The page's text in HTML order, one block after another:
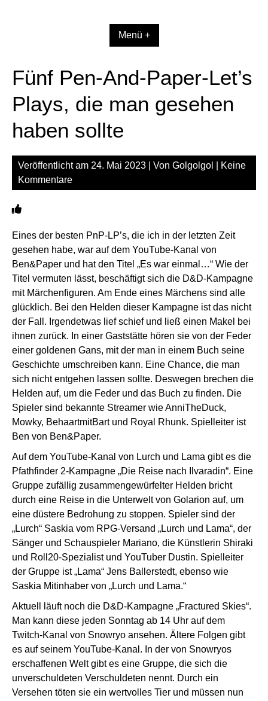
Menü +
Fünf Pen-And-Paper-Let’s
Plays, die man gesehen
haben sollte
Veröffentlicht am 24. Mai 2023 | Von Golgolgol
Keine
Kommentare
Eines der besten PnP-LP’s, die ich in der letzten Zeit
gesehen habe, war auf dem YouTube-Kanal von
Ben&Paper und hat den Titel „Es war einmal…“ Wie der
Titel vermuten lässt, beschäftigt sich die D&D-Kampagne
mit Märchenfiguren. Am Ende eines Märchens sind alle
glücklich. Bei den Helden dieser Kampagne ist das nicht
der Fall. Irgendetwas lief schief und ließ einen Makel bei
ihnen zurück. In einer Gaststätte hören sie von der Feder
einer goldenen Gans, mit der man in einem Buch seine
Geschichte umschreiben kann. Eine Chance, die man
sich nicht entgehen lassen sollte. Deswegen brechen die
Helden auf, um die Feder und das Buch zu finden. Die
Spieler sind bekannte Streamer wie AnniTheDuck,
Mowky, BehaartmitBart und Royal Rhunk. Spielleiter ist
Ben von Ben&Paper.
Auf dem YouTube-Kanal von Lurch und Lama gibt es die
Pfathfinder 2-Kampagne „Die Reise nach Ilvaradin“. Eine
Gruppe zufällig zusammengewürfelter Helden bricht
durch eine Reise in die Unterwelt von Golarion auf, um
eine düstere Bedrohung zu stoppen. Spieler sind der
„Lurch“ Saskia vom RPG-Versand „Lurch und Lama“, der
Sänger und Schauspieler Mariano, die Künstlerin Shiraki
und Roll20-Spezialist und YouTuber Dustin. Spielleiter
der Gruppe ist „Lama“ Jens Ballerstedt, ebenso wie
Saskia Mitinhaber von „Lurch und Lama.“
Aktuell läuft noch die D&D-Kampagne „Fractured Skies“.
Man kann diese jeden Sonntag ab 14 Uhr auf dem
Twitch-Kanal von Snowryo ansehen. Ältere Folgen gibt
es auf seinem YouTube-Kanal. In der von Snowryos
erschaffenen Welt gibt es eine Gruppe, die sich die
unverschuldeten Verschuldeten nennt. Durch ein
Versehen töten sie ein wertvolles Tier und müssen nun